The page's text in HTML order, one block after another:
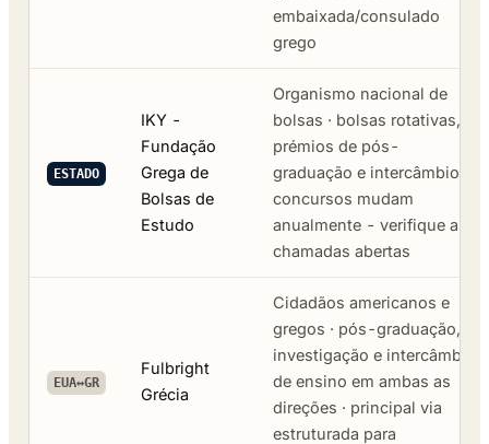
embaixada/consulado
grego
ESTADO
IKY -
Fundação
Grega de
Bolsas de
Estudo
Organismo nacional de
bolsas · bolsas rotativas,
prémios de pós-
graduação e intercâmbios ·
concursos mudam
anualmente - verifique as
chamadas abertas
EUA↔GR
Fulbright
Grécia
Cidadãos americanos e
gregos · pós-graduação,
investigação e intercâmbio
de ensino em ambas as
direções · principal via
estruturada para